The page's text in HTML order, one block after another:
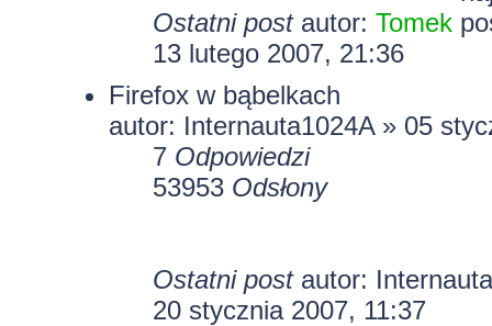
Ostatni post autor: Tomek
13 lutego 2007, 21:36
Firefox w bąbelkach
autor: Internauta1024A» 05
7 Odpowiedzi
53953 Odsłony
Ostatni post autor:
20 stycznia 2007, 11:37